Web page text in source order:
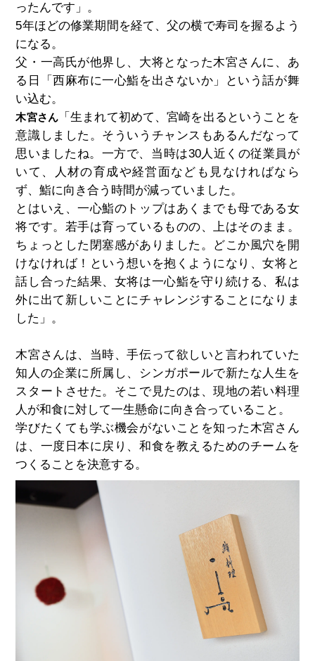
ったんです」。
5年ほどの修業期間を経て、父の横で寿司を握るよう
になる。
父・一高氏が他界し、大将となった木宮さんに、あ
る日「西麻布に一心鮨を出さないか」という話が舞
い込む。
木宮さん「生まれて初めて、宮崎を出るということを
意識しました。そういうチャンスもあるんだなって
思いましたね。一方で、当時は30人近くの従業員が
いて、人材の育成や経営面なども見なければなら
ず、鮨に向き合う時間が減っていました。
とはいえ、一心鮨のトップはあくまでも母である女
将です。若手は育っているものの、上はそのまま。
ちょっとした閉塞感がありました。どこか風穴を開
けなければ！という想いを抱くようになり、女将と
話し合った結果、女将は一心鮨を守り続ける、私は
外に出て新しいことにチャレンジすることになりま
した」。
木宮さんは、当時、手伝って欲しいと言われていた
知人の企業に所属し、シンガポールで新たな人生を
スタートさせた。そこで見たのは、現地の若い料理
人が和食に対して一生懸命に向き合っていること。
学びたくても学ぶ機会がないことを知った木宮さん
は、一度日本に戻り、和食を教えるためのチームを
つくることを決意する。